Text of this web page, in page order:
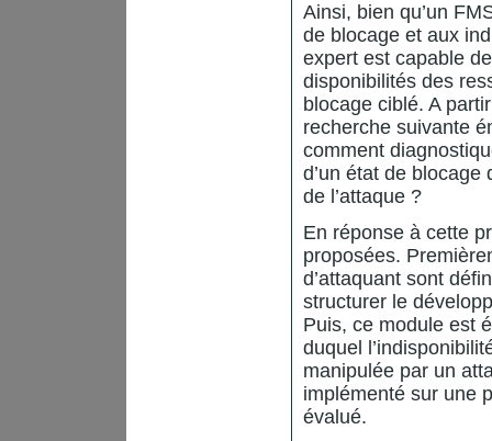
Ainsi, bien qu’un
de blocage et aux
expert est capable
disponibilités des
blocage ciblé. A
recherche suivante
comment
d’un état de blocage
de l’attaque ?
En réponse à cette
proposées.
d’attaquant sont
structurer le
Puis, ce module est
duquel
manipulée par un
implémenté sur une
évalué.